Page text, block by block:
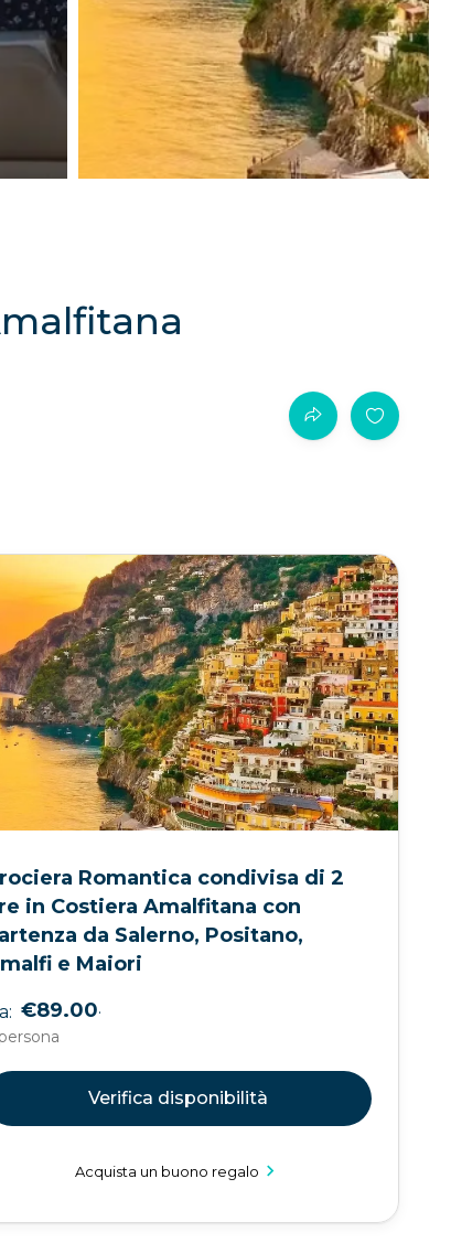
Romantica condivisa di 2
in Costiera Amalfitana con
da Salerno, Positano,
e Maiori
€89.00.
Verifica disponibilità
Acquista un buono regalo